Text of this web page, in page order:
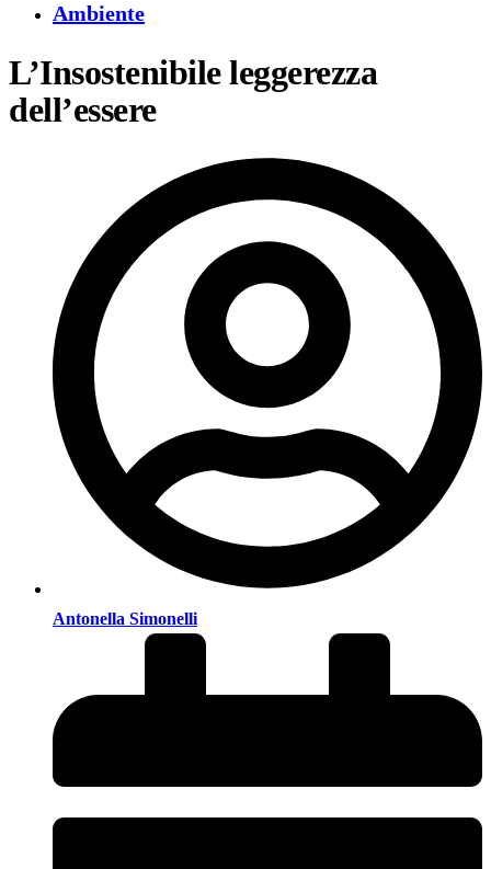
Ambiente
L’Insostenibile leggerezza
dell’essere
Antonella Simonelli